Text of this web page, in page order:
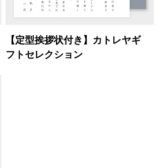
【定型挨拶状付き】カトレヤギ
フトセレクション